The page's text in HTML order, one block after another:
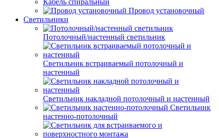
Кабель спиральный
Провод установочный
Светильники
Потолочный/настенный светильник
Светильник встраиваемый потолочный и
настенный
Светильник накладной потолочный и настенный
Светильник
настенно-потолочный